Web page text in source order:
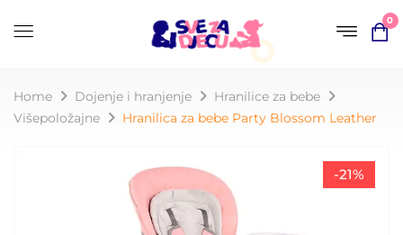
0
Home Dojenje i hranjenje
Hranilice za bebe
Višepoložajne
Hranilica za bebe Party Blossom Leather
-21%